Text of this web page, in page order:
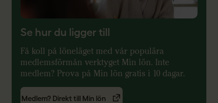
Se hur du ligger till
Få koll på löneläget med vår populära
medlemsförmån verktyget Min lön. Inte
medlem? Prova på Min lön gratis i 10 dagar.
Medlem? Direkt till Min lön